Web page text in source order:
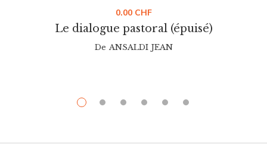
Le dialogue pastoral (épuisé)
0.00 CHF
De ANSALDI JEAN